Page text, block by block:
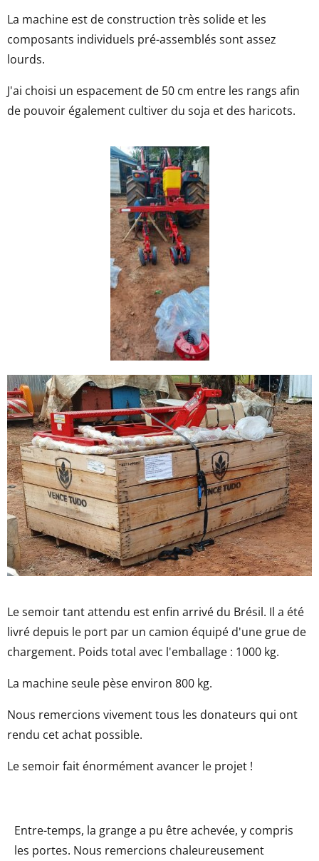
La machine est de construction très solide et les
composants individuels pré-assemblés sont assez
lourds.
J'ai choisi un espacement de 50 cm entre les rangs afin
de pouvoir également cultiver du soja et des haricots.
Le semoir tant attendu est enfin arrivé du Brésil. Il a été
livré depuis le port par un camion équipé d'une grue de
chargement. Poids total avec l'emballage : 1000 kg.
La machine seule pèse environ 800 kg.
Nous remercions vivement tous les donateurs qui ont
rendu cet achat possible.
Le semoir fait énormément avancer le projet !
Entre-temps, la grange a pu être achevée, y compris
les portes. Nous remercions chaleureusement